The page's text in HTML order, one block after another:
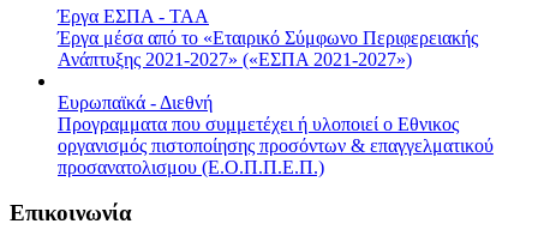
Έργα ΕΣΠΑ - ΤΑΑ
Έργα μέσα από το «Εταιρικό Σύμφωνο Περιφερειακής
Ανάπτυξης 2021-2027» («ΕΣΠΑ 2021-2027»)
Ευρωπαϊκά - Διεθνή
Προγραμματα που συμμετέχει ή υλοποιεί ο Εθνικος
οργανισμός πιστοποίησης προσόντων & επαγγελματικού
προσανατολισμου (Ε.Ο.Π.Π.Ε.Π.)
Επικοινωνία